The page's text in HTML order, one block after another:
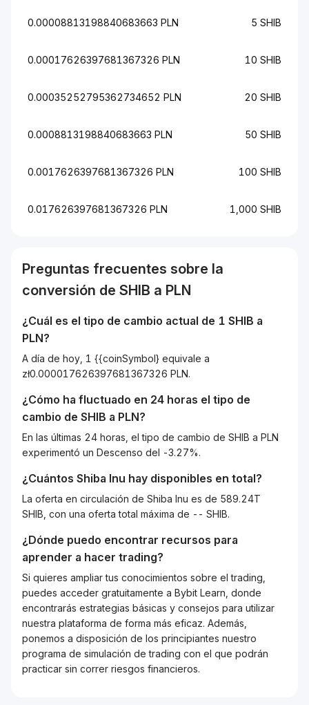
0.00008813198840683663 PLN 5 SHIB
0.00017626397681367326 PLN 10 SHIB
0.00035252795362734652 PLN 20 SHIB
0.0008813198840683663 PLN 50 SHIB
0.0017626397681367326 PLN 100 SHIB
0.017626397681367326 PLN 1,000 SHIB
Preguntas frecuentes sobre la
conversión de SHIB a PLN
¿Cuál es el tipo de cambio actual de 1 SHIB a
PLN?
A día de hoy, 1 {{coinSymbol} equivale a
zł0.000017626397681367326 PLN.
¿Cómo ha fluctuado en 24 horas el tipo de
cambio de SHIB a PLN?
En las últimas 24 horas, el tipo de cambio de SHIB a PLN
experimentó un Descenso del -3.27%.
¿Cuántos Shiba Inu hay disponibles en total?
La oferta en circulación de Shiba Inu es de 589.24T
SHIB, con una oferta total máxima de -- SHIB.
¿Dónde puedo encontrar recursos para
aprender a hacer trading?
Si quieres ampliar tus conocimientos sobre el trading,
puedes acceder gratuitamente a Bybit Learn, donde
encontrarás estrategias básicas y consejos para utilizar
nuestra plataforma de forma más eficaz. Además,
ponemos a disposición de los principiantes nuestro
programa de simulación de trading con el que podrán
practicar sin correr riesgos financieros.